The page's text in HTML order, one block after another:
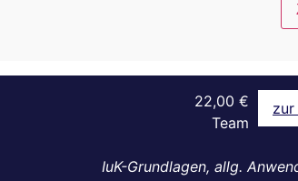
IuK-Grundlagen, allg.
Team
22,00 €